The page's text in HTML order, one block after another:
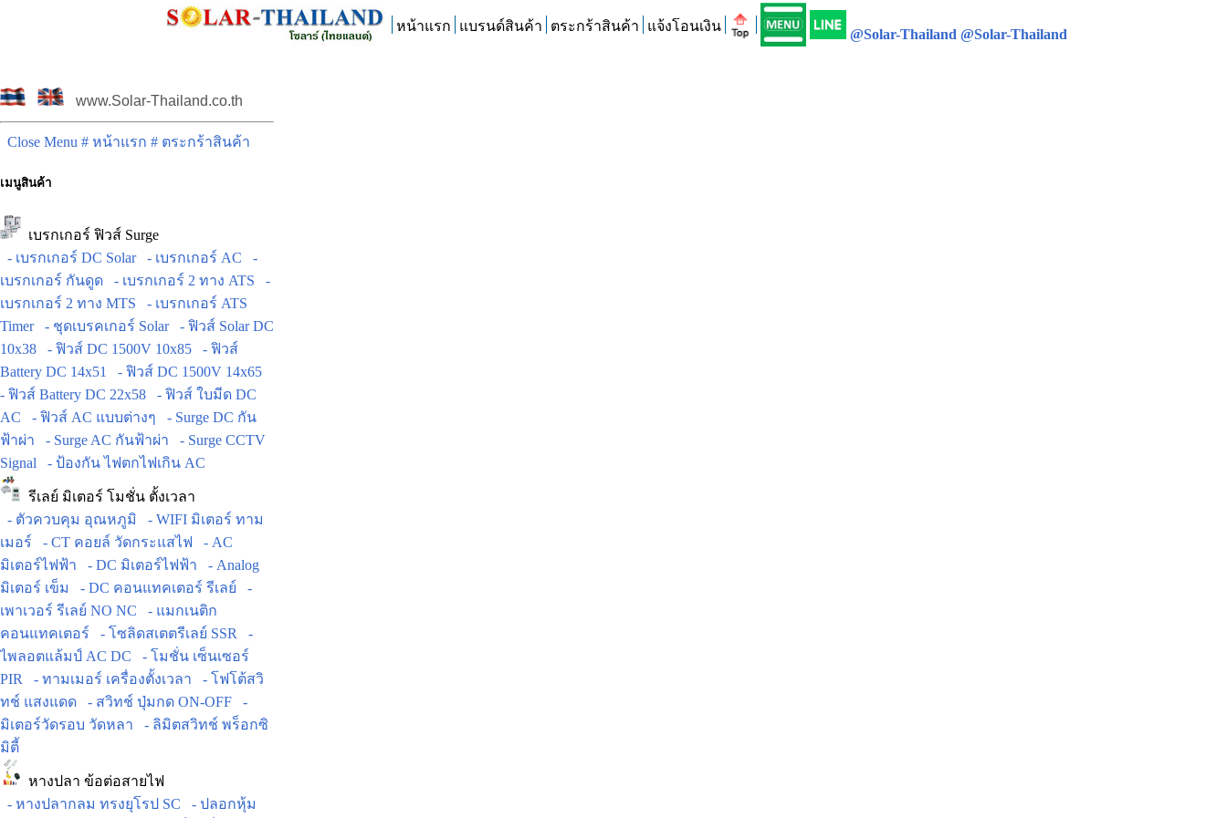
หน้าแรก แบรนด์สินค้า ตระกร้าสินค้า แจ้งโอนเงิน
@Solar-Thailand @Solar-Thailand
www.Solar-Thailand.co.th
Close Menu # หน้าแรก # ตระกร้าสินค้า
เมนูสินค้า
เบรกเกอร์ ฟิวส์ Surge
- เบรกเกอร์ DC Solar
- เบรกเกอร์ AC
-
เบรกเกอร์ กันดูด
- เบรกเกอร์ 2 ทาง ATS
-
เบรกเกอร์ 2 ทาง MTS
- เบรกเกอร์ ATS
Timer
- ชุดเบรคเกอร์ Solar
- ฟิวส์ Solar DC
10x38
- ฟิวส์ DC 1500V 10x85
- ฟิวส์
Battery DC 14x51
- ฟิวส์ DC 1500V 14x65
- ฟิวส์ Battery DC 22x58
- ฟิวส์ ใบมีด DC
AC
- ฟิวส์ AC แบบต่างๆ
- Surge DC กัน
ฟ้าผ่า
- Surge AC กันฟ้าผ่า
- Surge CCTV
Signal
- ป้องกัน ไฟตกไฟเกิน AC
รีเลย์ มิเตอร์ โมชั่น ตั้งเวลา
- ตัวควบคุม อุณหภูมิ
- WIFI มิเตอร์ ทาม
เมอร์
- CT คอยล์ วัดกระแสไฟ
- AC
มิเตอร์ไฟฟ้า
- DC มิเตอร์ไฟฟ้า
- Analog
มิเตอร์ เข็ม
- DC คอนแทคเตอร์ รีเลย์
-
เพาเวอร์ รีเลย์ NO NC
- แมกเนติก
คอนแทคเตอร์
- โซลิดสเตตรีเลย์ SSR
-
ไพลอตแล้มป์ AC DC
- โมชั่น เซ็นเซอร์
PIR
- ทามเมอร์ เครื่องตั้งเวลา
- โฟโต้สวิ
ทช์ แสงแดด
- สวิทช์ ปุ่มกด ON-OFF
-
มิเตอร์วัดรอบ วัดหลา
- ลิมิตสวิทช์ พร็อกซิ
มิตี้
หางปลา ข้อต่อสายไฟ
- หางปลากลม ทรงยุโรป SC
- ปลอกหุ้ม